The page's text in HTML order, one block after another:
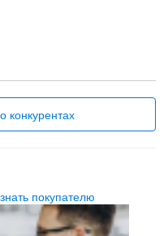
качественный результат
с вами.
много новых
и новых возможностей.
к клиенту
конкурентах
покупателю